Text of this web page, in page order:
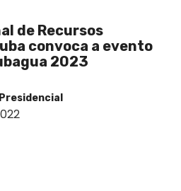
de Recursos
convoca a evento
2023